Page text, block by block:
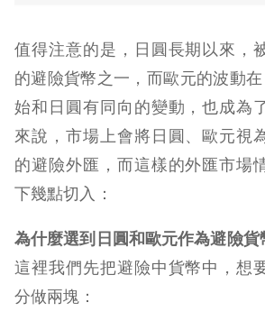
值得注意的是，日圓長期以來，
的避險貨幣之一，而歐元的波動
始和日圓有同向的變動，也成為
來說，市場上會將日圓、歐元視
的避險外匯，而這樣的外匯市場
下幾點切入：
為什麼選到日圓和歐元作為避險貨
這裡我們先把避險中貨幣中，想
分做兩塊：